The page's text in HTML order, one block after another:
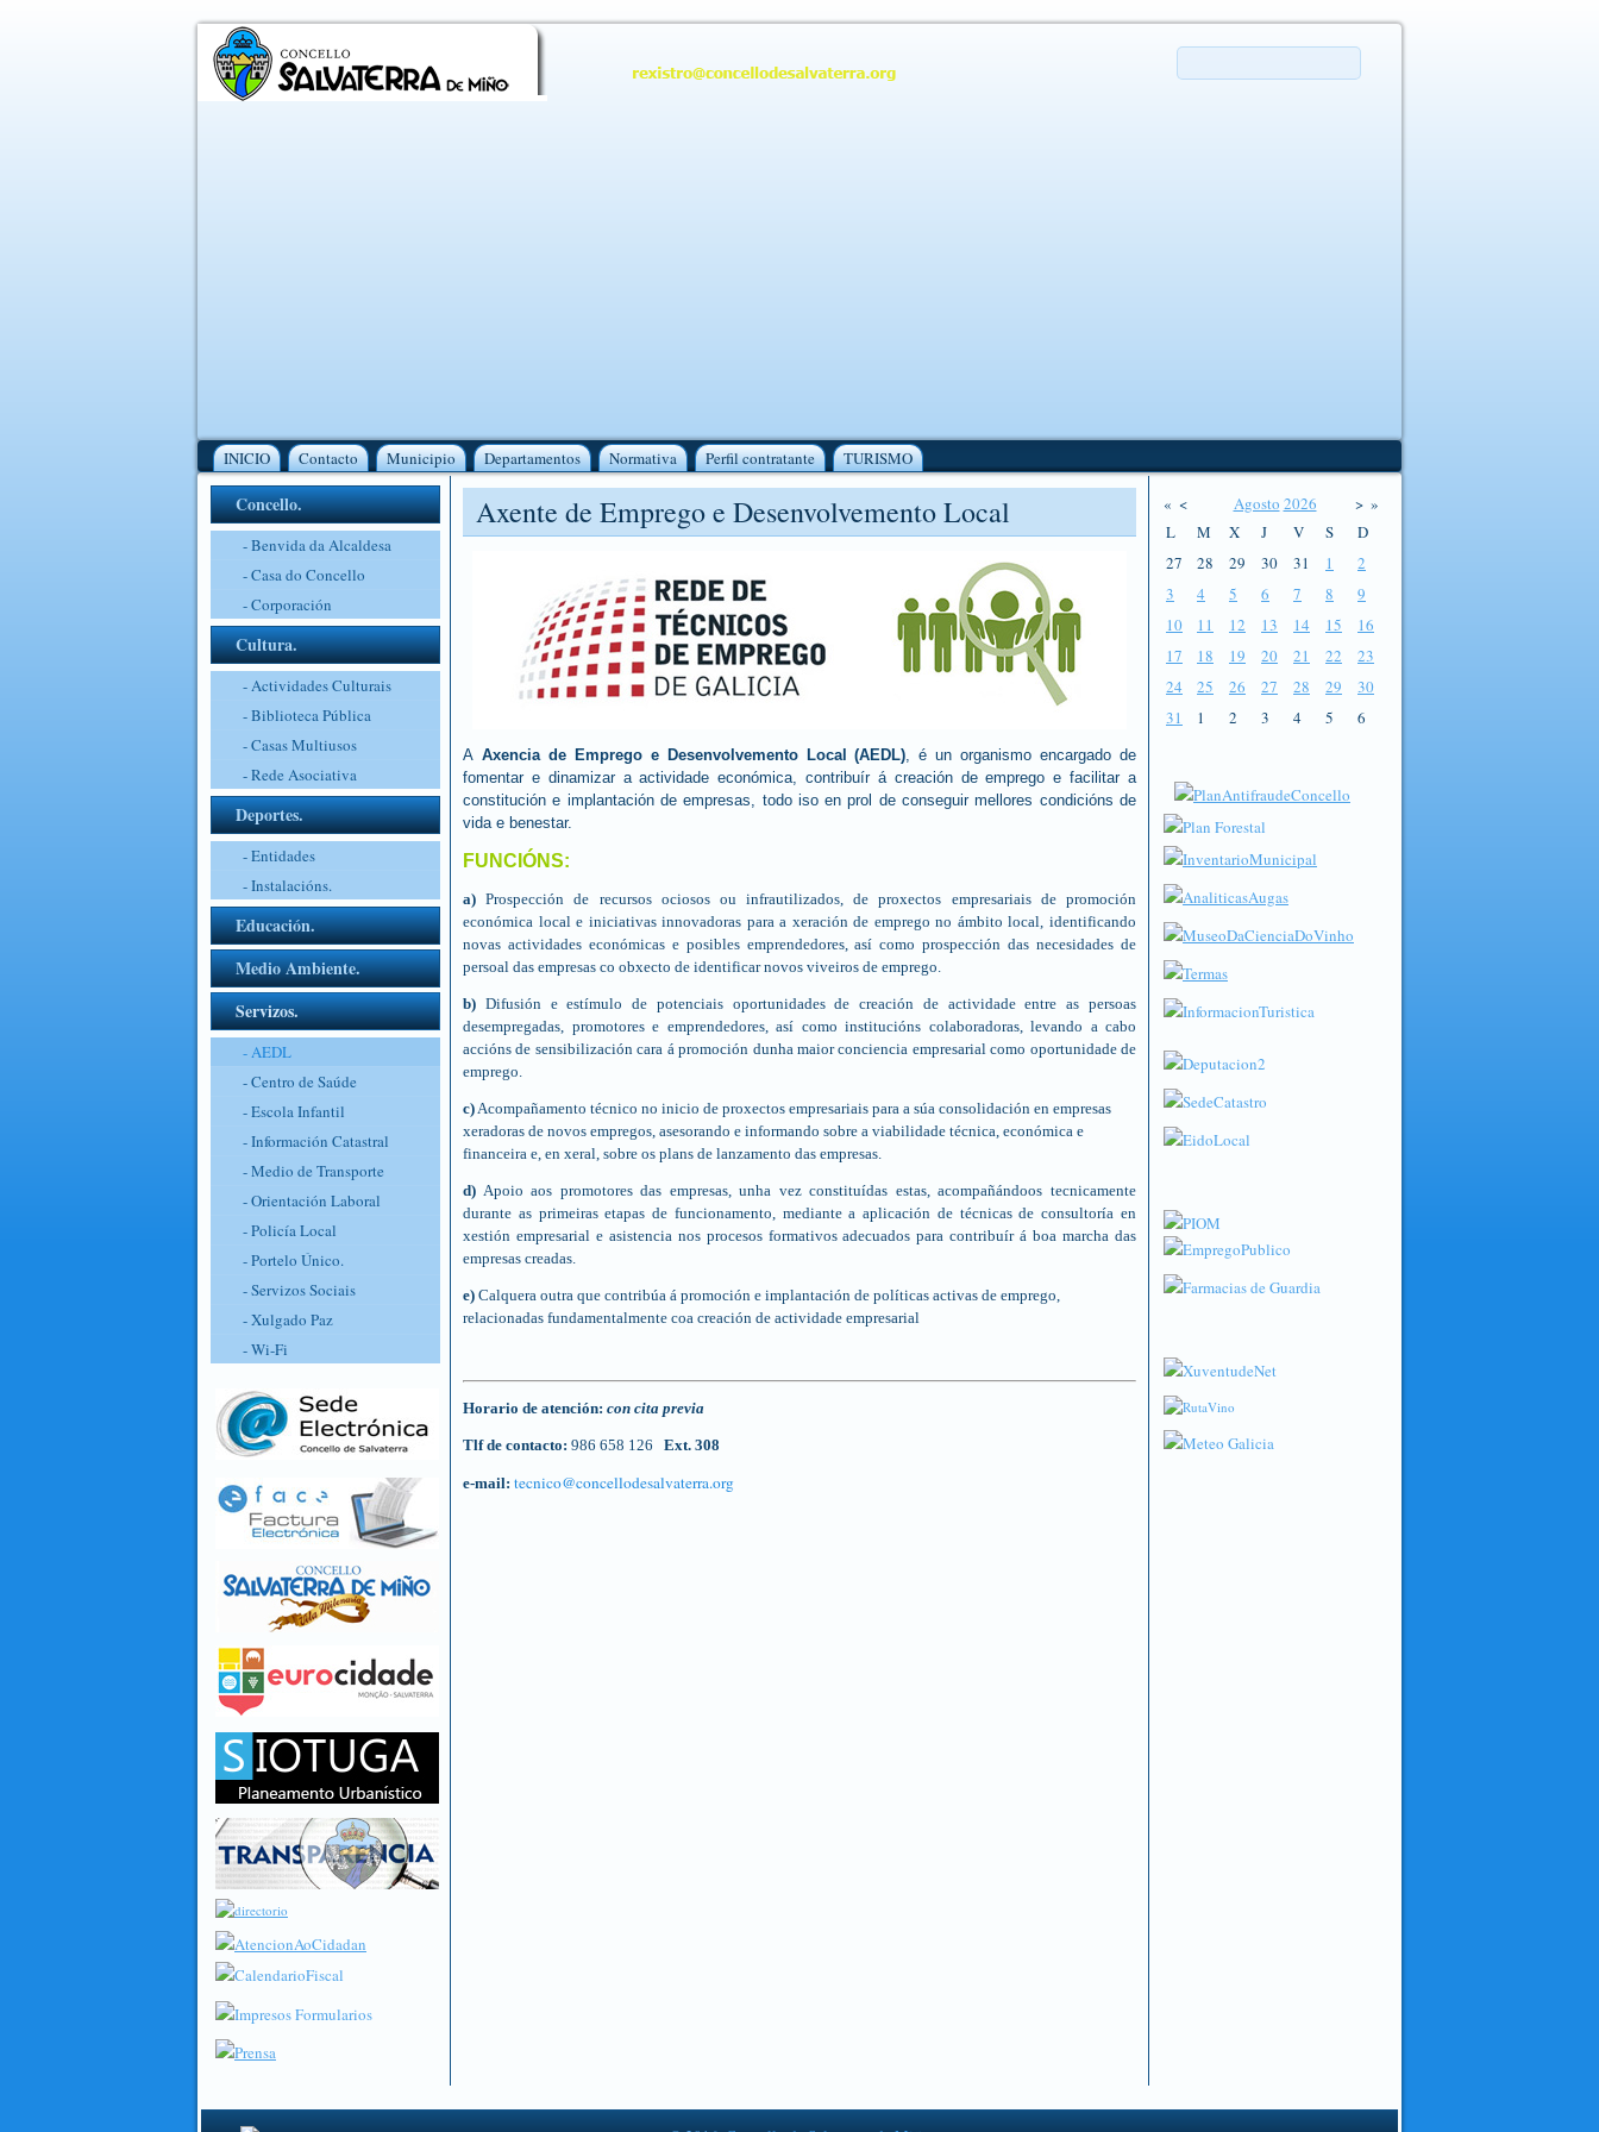
INICIO Contacto Municipio Departamentos Normativa Perfil contratante TURISMO
Concello.
- Benvida da Alcaldesa
- Casa do Concello
- Corporación
Cultura.
- Actividades Culturais
- Biblioteca Pública
- Casas Multiusos
- Rede Asociativa
Deportes.
- Entidades
- Instalacións.
Educación.
Medio Ambiente.
Servizos.
- AEDL
- Centro de Saúde
- Escola Infantil
- Información Catastral
- Medio de Transporte
- Orientación Laboral
- Policía Local
- Portelo Único.
- Servizos Sociais
- Xulgado Paz
- Wi-Fi
Axente de Emprego e Desenvolvemento Local
A Axencia de Emprego e Desenvolvemento Local (AEDL), é un organismo encargado de
fomentar e dinamizar a actividade económica, contribuír á creación de emprego e facilitar a
constitución e implantación de empresas, todo iso en prol de conseguir mellores condicións de
vida e benestar.
FUNCIÓNS:
a) Prospección de recursos ociosos ou infrautilizados, de proxectos empresariais de promoción
económica local e iniciativas innovadoras para a xeración de emprego no ámbi­to local, identificando
novas actividades económicas e posibles emprendedores, así como prospección das necesidades de
persoal das empresas co obxecto de identificar novos viveiros de emprego.
b) Difusión e estímulo de potenciais oportunidades de creación de actividade entre as persoas
desempregadas, promotores e emprendedores, así como institucións colaborado­ras, levando a cabo
accións de sensibilización cara á promoción dunha maior conciencia empresarial como oportunidade de
emprego.
c)Acompañamento técnico no inicio de proxectos empresariais para a súa consolidación en empresas
xeradoras de novos empregos, asesorando e informando sobre a viabilidade técnica, económica e
financeira e, en xeral, sobre os plans de lanzamento das empresas.
d) Apoio aos promotores das empresas, unha vez constituídas estas, acompañándoos tecnicamente
durante as primeiras etapas de funcionamento, mediante a aplicación de técnicas de consultoría en
xestión empresarial e asistencia nos procesos formativos ade­cuados para contribuír á boa marcha das
empresas creadas.
e) Calquera outra que contribúa á promoción e implantación de políticas activas de em­prego,
relacionadas fundamentalmente coa creación de actividade empresarial
Horario de atención: con cita previa
Tlf de contacto: 986 658 126 Ext. 308
e-mail: tecnico@concellodesalvaterra.org
« < Agosto 2026 > »
L
M X J V S
D
27
28 29 30 31 1
2
3
4 5 6 7 8
9
10
11 12 13 14 15
16
17
18 19 20 21 22
23
24
25 26 27 28 29
30
31
1 2 3 4 5 6